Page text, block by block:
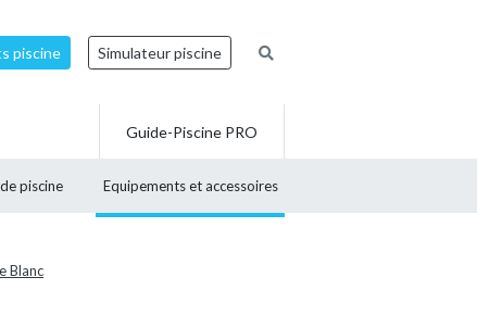
piscine Simulateur piscine
piscine Equipements et accessoires
Guide-Piscine PRO
Blanc